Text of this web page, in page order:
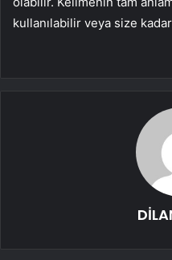
kullanılabilir veya size